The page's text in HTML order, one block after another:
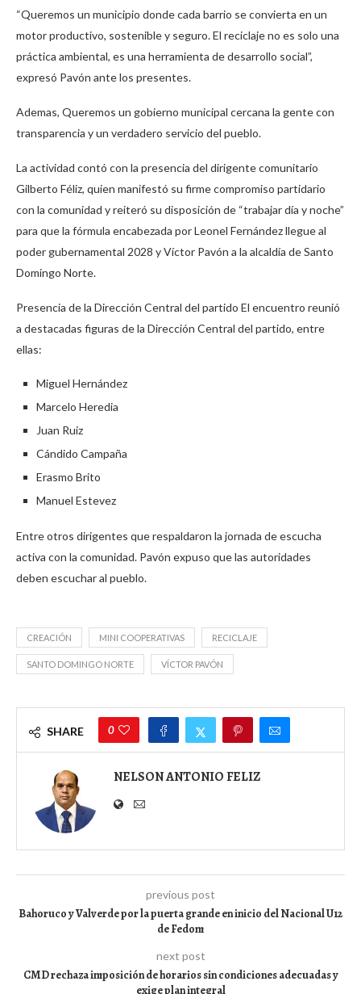
“Queremos un municipio donde cada barrio se convierta en un
motor productivo, sostenible y seguro. El reciclaje no es solo una
práctica ambiental, es una herramienta de desarrollo social”,
expresó Pavón ante los presentes.
Ademas, Queremos un gobierno municipal cercana la gente con
transparencia y un verdadero servicio del pueblo.
La actividad contó con la presencia del dirigente comunitario
Gilberto Féliz, quien manifestó su firme compromiso partidario
con la comunidad y reiteró su disposición de “trabajar día y noche”
para que la fórmula encabezada por Leonel Fernández llegue al
poder gubernamental 2028 y Víctor Pavón a la alcaldía de Santo
Domingo Norte.
Presencia de la Dirección Central del partido El encuentro reunió
a destacadas figuras de la Dirección Central del partido, entre
ellas:
Miguel Hernández
Marcelo Heredia
Juan Ruiz
Cándido Campaña
Erasmo Brito
Manuel Estevez
Entre otros dirigentes que respaldaron la jornada de escucha
activa con la comunidad. Pavón expuso que las autoridades
deben escuchar al pueblo.
CREACIÓN MINI COOPERATIVAS RECICLAJE
SANTO DOMINGO NORTE VÍCTOR PAVÓN
SHARE 0
NELSON ANTONIO FELIZ
previous post
Bahoruco y Valverde por la puerta grande en inicio del Nacional U12
de Fedom
next post
CMD rechaza imposición de horarios sin condiciones adecuadas y
exige plan integral